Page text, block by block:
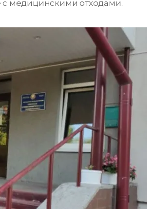
медицинскими отходами.